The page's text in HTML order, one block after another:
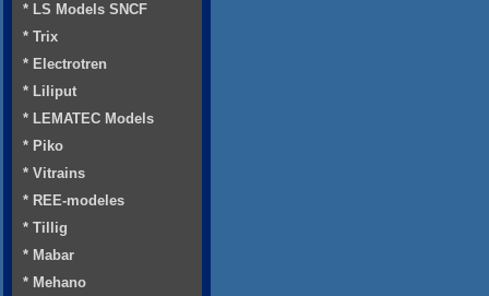
* LS Models SNCF
* Trix
* Electrotren
* Liliput
* LEMATEC Models
* Piko
* Vitrains
* REE-modeles
* Tillig
* Mabar
* Mehano